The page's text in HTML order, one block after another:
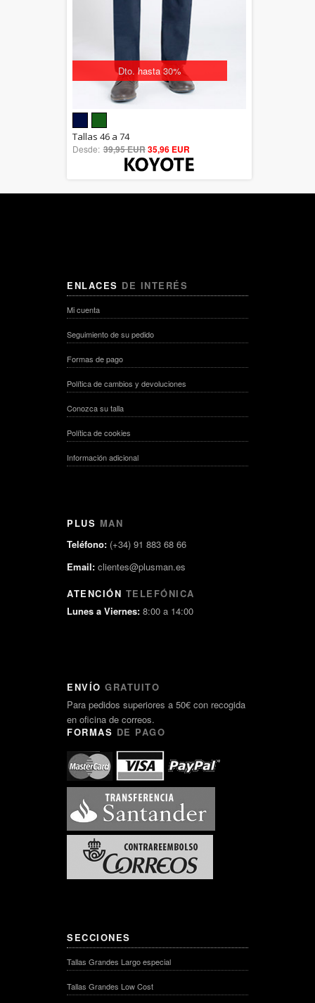
Dto. hasta 30%
out of 5
Tallas 46 a 74
Desde: 39,95 EUR35,96 EUR
ENLACES DE INTERÉS
Mi cuenta
Seguimiento de su pedido
Formas de pago
Política de cambios y devoluciones
Conozca su talla
Política de cookies
Información adicional
PLUS MAN
Teléfono: (+34) 91 883 68 66
Email: clientes@plusman.es
ATENCIÓN TELEFÓNICA
Lunes a Viernes: 8:00 a 14:00
ENVÍO GRATUITO
Para pedidos superiores a 50€ con recogida
en oficina de correos.
FORMAS DE PAGO
SECCIONES
Tallas Grandes Largo especial
Tallas Grandes Low Cost